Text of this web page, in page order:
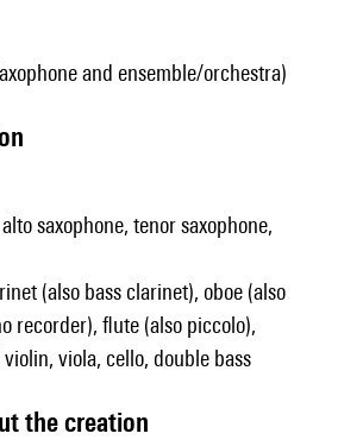
and ensemble/orchestra)
(also bass clarinet), oboe (also
recorder), flute (also piccolo),
viola, cello, double bass
the creation